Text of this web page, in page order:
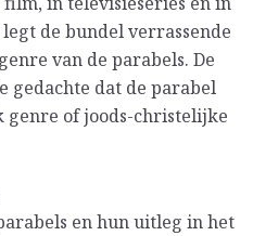
de bundel verrassende
van de parabels. De
gedachte dat de parabel
genre of joods-christelijke
en hun uitleg in het